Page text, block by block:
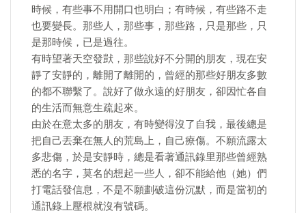
時候，有些事不用開口也明白；有時候，有些路不走
也要變長。那些人，那些事，那些路，只是那些，只
是那時候，已是過往。
有時望著天空發獃，那些說好不分開的朋友，現在安
靜了安靜的，離開了離開的，曾經的那些好朋友多數
的都不聯繫了。說好了做永遠的好朋友，卻因忙各自
的生活而無意生疏起來。
由於在意太多的朋友，有時變得沒了自我，最後總是
把自己丟棄在無人的荒島上，自己療傷。不願流露太
多悲傷，於是安靜時，總是看著通訊錄里那些曾經熟
悉的名字，莫名的想起一些人，卻不能給他（她）們
打電話發信息，不是不願劃破這份沉默，而是當初的
通訊錄上壓根就沒有號碼。